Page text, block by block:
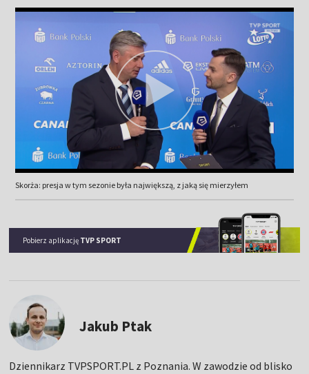
Skorża: presja w tym sezonie była największą, z jaką się mierzyłem
Pobierz aplikację TVP SPORT
Jakub Ptak
Dziennikarz TVPSPORT.PL z Poznania. W zawodzie od blisko